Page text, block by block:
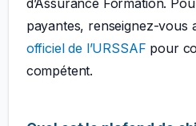
payantes, renseignez-vous
officiel de l’URSSAF pour
compétent.